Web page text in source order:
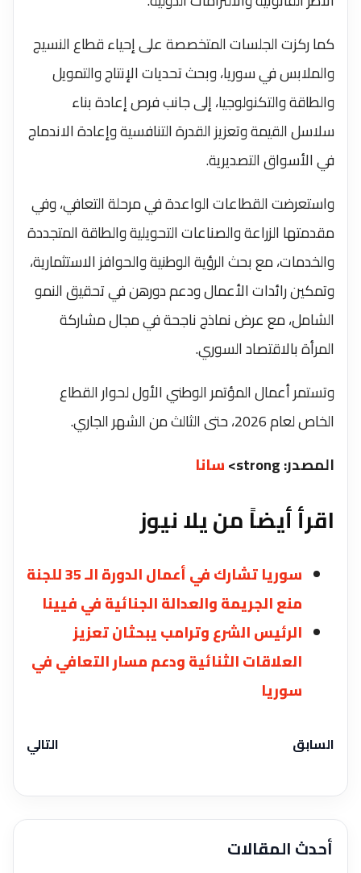
كما ركزت الجلسات المتخصصة على إحياء قطاع النسيج
والملابس في سوريا، وبحث تحديات الإنتاج والتمويل
والطاقة والتكنولوجيا، إلى جانب فرص إعادة بناء
سلاسل القيمة وتعزيز القدرة التنافسية وإعادة الاندماج
في الأسواق التصديرية.
واستعرضت القطاعات الواعدة في مرحلة التعافي، وفي
مقدمتها الزراعة والصناعات التحويلية والطاقة المتجددة
والخدمات، مع بحث الرؤية الوطنية والحوافز الاستثمارية،
وتمكين رائدات الأعمال ودعم دورهن في تحقيق النمو
الشامل، مع عرض نماذج ناجحة في مجال مشاركة
المرأة بالاقتصاد السوري.
وتستمر أعمال المؤتمر الوطني الأول لحوار القطاع
الخاص لعام 2026، حتى الثالث من الشهر الجاري.
المصدر: strong>
سانا
اقرأ أيضاً من يلا نيوز
سوريا تشارك في أعمال الدورة الـ 35 للجنة
منع الجريمة والعدالة الجنائية في فيينا
الرئيس الشرع وترامب يبحثان تعزيز
العلاقات الثنائية ودعم مسار ‏التعافي ‏في
سوريا
السابق التالي
أحدث المقالات